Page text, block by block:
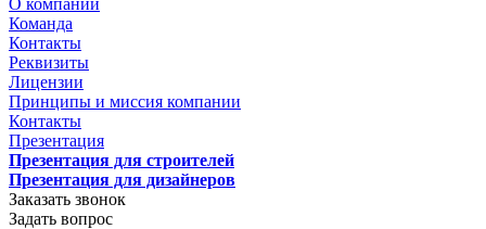
О компании
Команда
Контакты
Реквизиты
Лицензии
Принципы и миссия компании
Контакты
Презентация
Презентация для строителей
Презентация для дизайнеров
Заказать звонок
Задать вопрос